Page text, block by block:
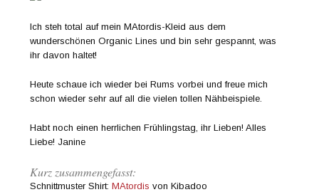
Ich steh total auf mein MAtordis-Kleid aus dem
wunderschönen Organic Lines und bin sehr gespannt, was
ihr davon haltet!
Heute schaue ich wieder bei Rums vorbei und freue mich
schon wieder sehr auf all die vielen tollen Nähbeispiele.
Habt noch einen herrlichen Frühlingstag, ihr Lieben! Alles
Liebe! Janine
Kurz zusammengefasst:
Schnittmuster Shirt:MAtordis von Kibadoo